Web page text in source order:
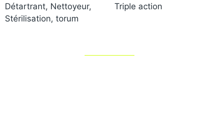
Détartrant, Nettoyeur,
Stérilisation, torum
Triple action